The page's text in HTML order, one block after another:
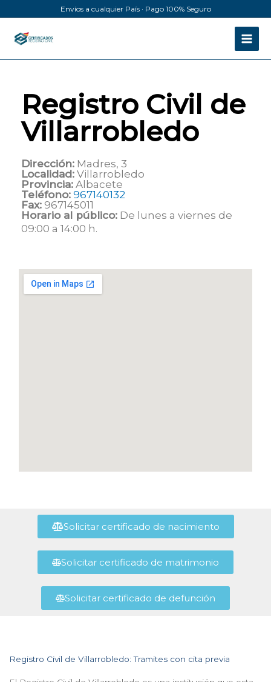
al
contenido
Envíos a cualquier País · Pago 100% Seguro
Registro Civil de
Villarrobledo
Dirección: Madres, 3
Localidad: Villarrobledo
Provincia: Albacete
Teléfono: 967140132
Fax: 967145011
Horario al público: De lunes a viernes de
09:00 a 14:00 h.
Solicitar certificado de nacimiento
Solicitar certificado de matrimonio
Solicitar certificado de defunción
Registro Civil de Villarrobledo: Tramites con cita previa